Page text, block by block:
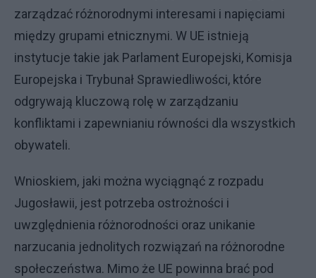
zarządzać różnorodnymi interesami i napięciami
między grupami etnicznymi. W UE istnieją
instytucje takie jak Parlament Europejski, Komisja
Europejska i Trybunał Sprawiedliwości, które
odgrywają kluczową rolę w zarządzaniu
konfliktami i zapewnianiu równości dla wszystkich
obywateli.
Wnioskiem, jaki można wyciągnąć z rozpadu
Jugosławii, jest potrzeba ostrożności i
uwzględnienia różnorodności oraz unikanie
narzucania jednolitych rozwiązań na różnorodne
społeczeństwa. Mimo że UE powinna brać pod